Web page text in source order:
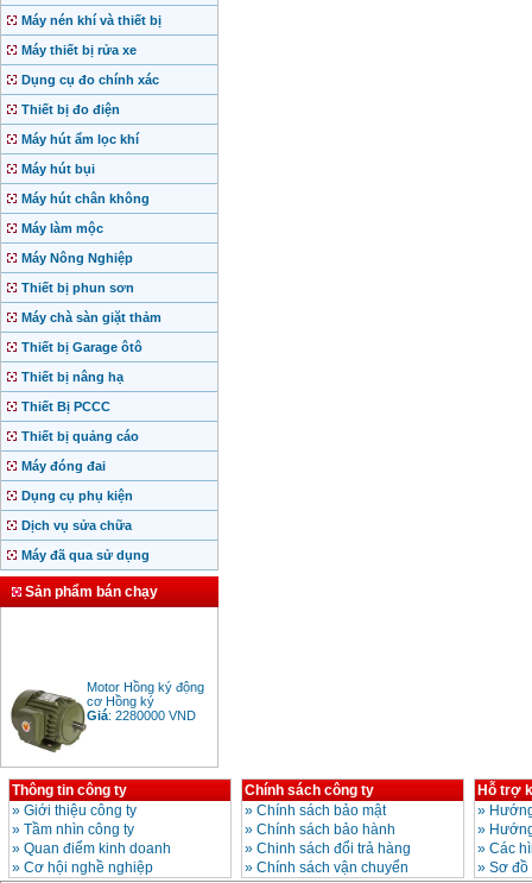
Máy nén khí và thiết bị
Máy thiết bị rửa xe
Dụng cụ đo chính xác
Thiết bị đo điện
Máy hút ẩm lọc khí
Máy hút bụi
Máy hút chân không
Máy làm mộc
Máy Nông Nghiệp
Thiết bị phun sơn
Máy chà sàn giặt thảm
Thiết bị Garage ôtô
Thiết bị nâng hạ
Thiết Bị PCCC
Thiết bị quảng cáo
Máy đóng đai
Dụng cụ phụ kiện
Dịch vụ sửa chữa
Máy đã qua sử dụng
Sản phẩm bán chạy
Motor Hồng ký động
cơ Hồng ký
Giá :2280000 VND
Bảng giá động cơ
diesel đầu nổ diesel
Giá:6500000
Thông tin công ty
» Giới thiệu công ty
» Tầm nhìn công ty
» Quan điểm kinh doanh
» Cơ hội nghề nghiệp
Chính sách công ty
» Chính sách bảo mật
» Chính sách bảo hành
» Chinh sách đổi trả hàng
» Chính sách vận chuyển
Hỗ trợ
»
»
» Các
» Sơ